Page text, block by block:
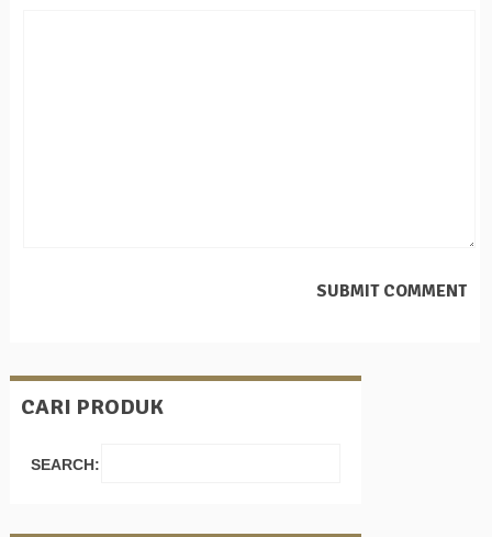
CARI PRODUK
SEARCH: